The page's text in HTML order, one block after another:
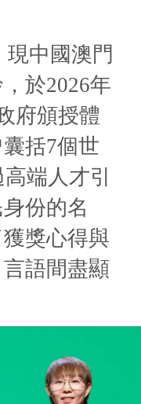
中國澳門
於2026年
府頒授體
括7個世
端人才引
份的名
獎心得與
語間盡顯